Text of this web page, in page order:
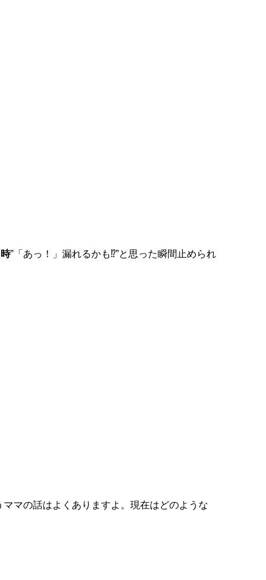
”「あっ！」漏れるかも⁉”と思った瞬間止められ
マの話はよくありますよ。現在はどのような